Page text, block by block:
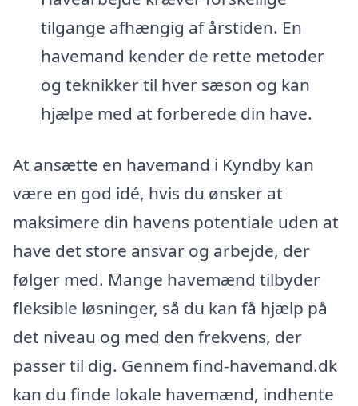
tilgange afhængig af årstiden. En
havemand kender de rette metoder
og teknikker til hver sæson og kan
hjælpe med at forberede din have.
At ansætte en havemand i Kyndby kan
være en god idé, hvis du ønsker at
maksimere din havens potentiale uden at
have det store ansvar og arbejde, der
følger med. Mange havemænd tilbyder
fleksible løsninger, så du kan få hjælp på
det niveau og med den frekvens, der
passer til dig. Gennem find-havemand.dk
kan du finde lokale havemænd, indhente